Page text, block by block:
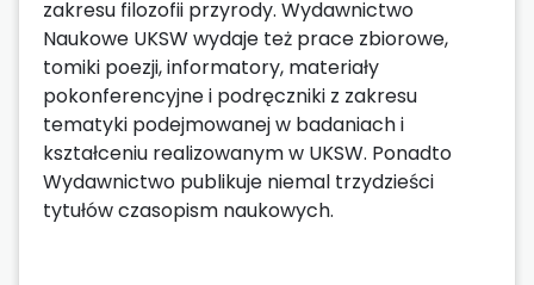
zakresu filozofii przyrody. Wydawnictwo
Naukowe UKSW wydaje też prace zbiorowe,
tomiki poezji, informatory, materiały
pokonferencyjne i podręczniki z zakresu
tematyki podejmowanej w badaniach i
kształceniu realizowanym w UKSW. Ponadto
Wydawnictwo publikuje niemal trzydzieści
tytułów czasopism naukowych.